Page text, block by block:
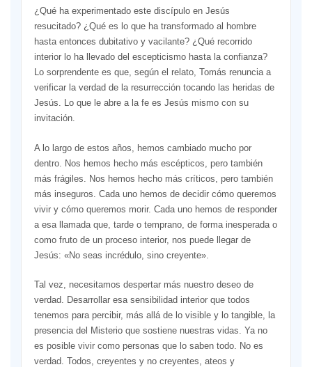
¿Qué ha experimentado este discípulo en Jesús
resucitado? ¿Qué es lo que ha transformado al hombre
hasta entonces dubitativo y vacilante? ¿Qué recorrido
interior lo ha llevado del escepticismo hasta la confianza?
Lo sorprendente es que, según el relato, Tomás renuncia a
verificar la verdad de la resurrección tocando las heridas de
Jesús. Lo que le abre a la fe es Jesús mismo con su
invitación.
A lo largo de estos años, hemos cambiado mucho por
dentro. Nos hemos hecho más escépticos, pero también
más frágiles. Nos hemos hecho más críticos, pero también
más inseguros. Cada uno hemos de decidir cómo queremos
vivir y cómo queremos morir. Cada uno hemos de responder
a esa llamada que, tarde o temprano, de forma inesperada o
como fruto de un proceso interior, nos puede llegar de
Jesús: «No seas incrédulo, sino creyente».
Tal vez, necesitamos despertar más nuestro deseo de
verdad. Desarrollar esa sensibilidad interior que todos
tenemos para percibir, más allá de lo visible y lo tangible, la
presencia del Misterio que sostiene nuestras vidas. Ya no
es posible vivir como personas que lo saben todo. No es
verdad. Todos, creyentes y no creyentes, ateos y